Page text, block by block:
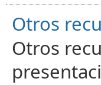
Otros
Otros